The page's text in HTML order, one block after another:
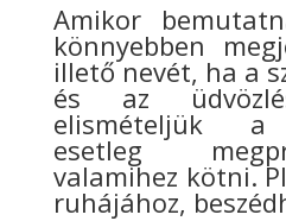
Amikor
könnyebben
illető nevét, ha a
és az
elismételjük a
esetleg
valamihez kötni.
ruhájához,